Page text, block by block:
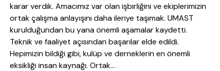
karar verdik. Amacımız var olan işbirliğini ve ekiplerimizin
ortak çalışma anlayışını daha ileriye taşımak. UMAST
kurulduğundan bu yana önemli aşamalar kaydetti.
Teknik ve faaliyet açısından başarılar elde edildi.
Hepimizin bildiği gibi, kulüp ve derneklerin en önemli
eksikliği insan kaynağı. Ortak…